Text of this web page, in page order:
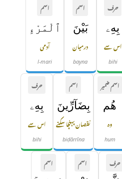
حرف
بِهِۦ
اس سے
bihi
اسم
بَيْنَ
درمیان
bayna
اسم
ٱلْمَرْءِ
آدمی
l-mari
اسم ضمیر
هُم
وہ
hum
اسم
بِضَآرِّينَ
نقصان پہنچا سکتے
biḍārrīna
حرف
بِهِۦ
اس سے
bihi
حرف
اسم
اسم